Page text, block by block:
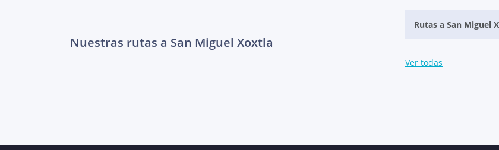
Nuestras rutas a San Miguel Xoxtla
Rutas a San Miguel
Ver todas